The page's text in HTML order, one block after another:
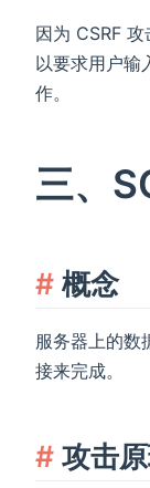
因为 CSRF
以要求用户输
作。
三、
概念
服务器上的数
接来完成。
攻击